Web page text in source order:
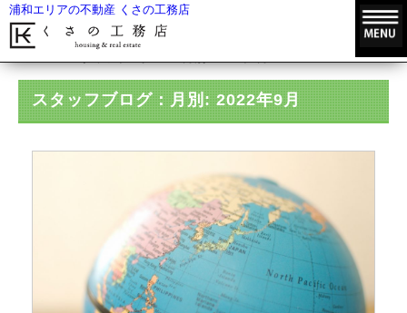
浦和エリアの不動産 くさの工務店
スタッフブログ：月別: 2022年9月